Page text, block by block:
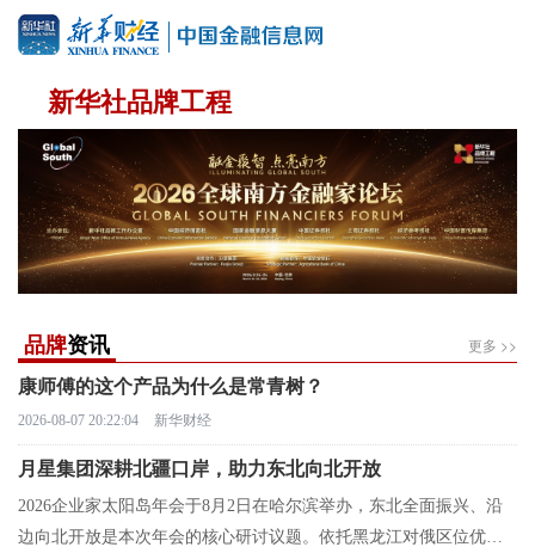
新华社品牌工程
品牌资讯 更多 >>
康师傅的这个产品为什么是常青树？
2026-08-07 20:22:04 新华财经
月星集团深耕北疆口岸，助力东北向北开放
2026企业家太阳岛年会于8月2日在哈尔滨举办，东北全面振兴、沿
边向北开放是本次年会的核心研讨议题。依托黑龙江对俄区位优势